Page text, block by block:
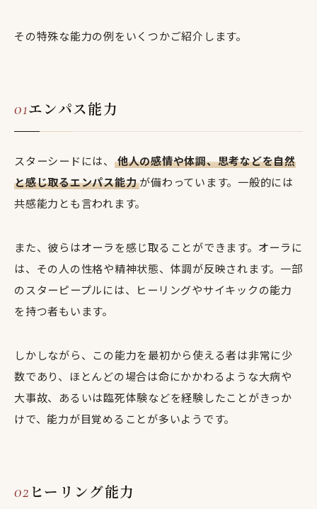
その特殊な能力の例をいくつかご紹介します。
エンパス能力
スターシードには、
他人の感情や体調、思考などを自然
と感じ取るエンパス能力 が備わっています。一般的には
共感能力とも言われます。
また、彼らはオーラを感じ取ることができます。オーラに
は、その人の性格や精神状態、体調が反映されます。一部
のスターピープルには、ヒーリングやサイキックの能力
を持つ者もいます。
しかしながら、この能力を最初から使える者は非常に少
数であり、ほとんどの場合は命にかかわるような大病や
大事故、あるいは臨死体験などを経験したことがきっか
けで、能力が目覚めることが多いようです。
ヒーリング能力